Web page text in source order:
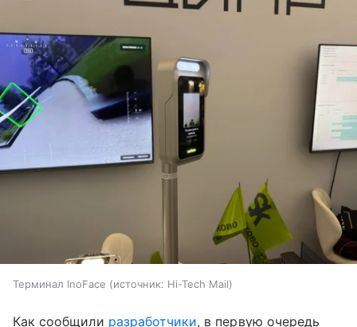
Терминал InoFace источник: Hi-Tech Mail
Как сообщили разработчики, в первую очередь